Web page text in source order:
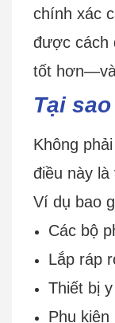
chính xác
được cách
tốt hơn—và
Tại
Không
điều này là
Ví dụ bao
Các bộ
Lắp ráp
Thiết bị
Phụ kiện